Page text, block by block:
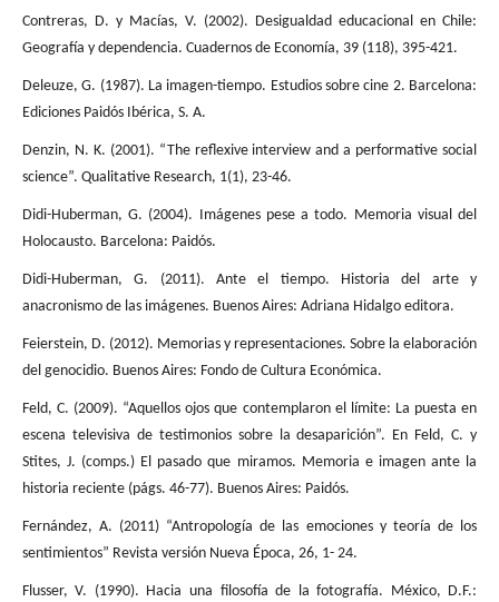
Contreras, D. y Macías, V. (2002). Desigualdad educacional en Chile:
Geografía y dependencia. Cuadernos de Economía, 39 (118), 395-421.
Deleuze, G. (1987). La imagen-tiempo. Estudios sobre cine 2. Barcelona:
Ediciones Paidós Ibérica, S. A.
Denzin, N. K. (2001). “The reflexive interview and a performative social
science”. Qualitative Research, 1(1), 23-46.
Didi-Huberman, G. (2004). Imágenes pese a todo. Memoria visual del
Holocausto. Barcelona: Paidós.
Didi-Huberman, G. (2011). Ante el tiempo. Historia del arte y
anacronismo de las imágenes. Buenos Aires: Adriana Hidalgo editora.
Feierstein, D. (2012). Memorias y representaciones. Sobre la elaboración
del genocidio. Buenos Aires: Fondo de Cultura Económica.
Feld, C. (2009). “Aquellos ojos que contemplaron el límite: La puesta en
escena televisiva de testimonios sobre la desaparición”. En Feld, C. y
Stites, J. (comps.) El pasado que miramos. Memoria e imagen ante la
historia reciente (págs. 46-77). Buenos Aires: Paidós.
Fernández, A. (2011) “Antropología de las emociones y teoría de los
sentimientos” Revista versión Nueva Época, 26, 1- 24.
Flusser, V. (1990). Hacia una filosofía de la fotografía. México, D.F.: